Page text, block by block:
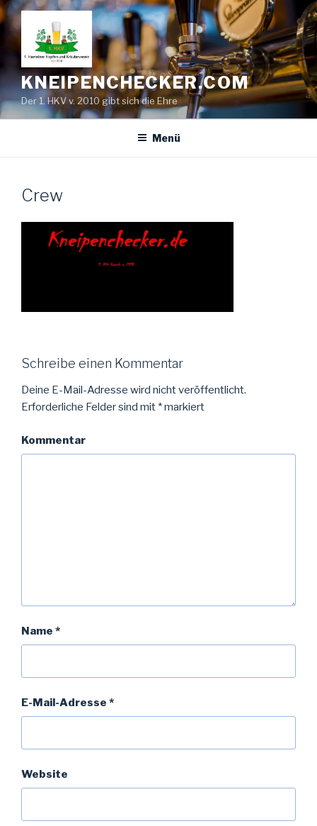
Zum
Inhalt
springen
KNEIPENCHECKER.COM
Der 1. HKV v. 2010 gibt sich die Ehre
Menü
Crew
Schreibe einen Kommentar
Deine E-Mail-Adresse wird nicht veröffentlicht.
Erforderliche Felder sind mit *markiert
Kommentar
Name *
E-Mail-Adresse *
Website